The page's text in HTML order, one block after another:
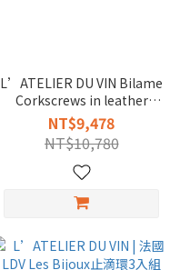
L’ATELIER DU VIN Bilame
Corkscrews in leather
pouch, Bilame Nomad
NT$9,478
NT$10,780